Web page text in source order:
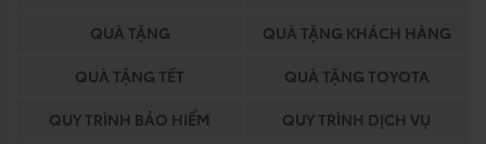
QUÀ TẶNG
QUÀ TẶNG KHÁCH HÀNG
QUÀ TẶNG TẾT
QUÀ TẶNG TOYOTA
QUY TRÌNH BẢO HIỂM
QUY TRÌNH DỊCH VỤ